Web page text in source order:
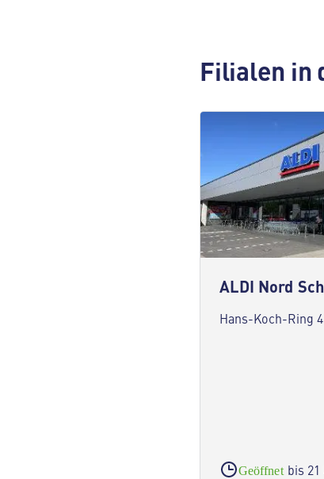
Filialen in
ALDI Nord
Hans-Koch-Ring
Geöffnet bis